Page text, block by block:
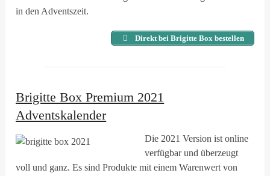
in den Adventszeit.
Direkt bei Brigitte Box bestellen
Brigitte Box Premium 2021
Adventskalender
Die 2021 Version ist online
verfügbar und überzeugt
voll und ganz. Es sind Produkte mit einem Warenwert von